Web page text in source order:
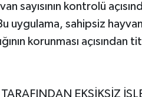
sayısının kontrolü
uygulama, sahipsiz hayvan
korunması
EKSİKSİZ